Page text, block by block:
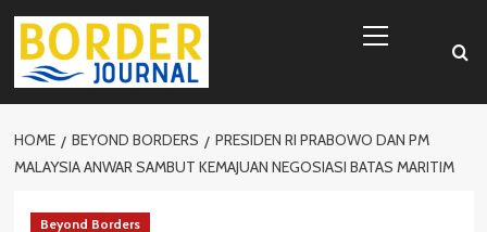
Skip
content
Menu
HOME BEYOND BORDERS
PRESIDEN RI PRABOWO DAN PM
MALAYSIA ANWAR SAMBUT KEMAJUAN NEGOSIASI BATAS MARITIM
Beyond Borders